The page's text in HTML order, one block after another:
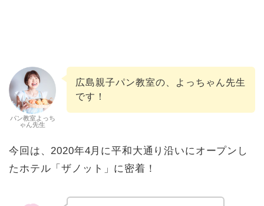
パン教室よっち
ゃん先生
広島親子パン教室の、よっちゃん先生
です！
今回は、2020年4月に平和大通り沿いにオープンし
たホテル「ザノット」に密着！